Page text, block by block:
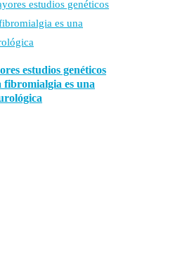
estudios genéticos
fibromialgia es una